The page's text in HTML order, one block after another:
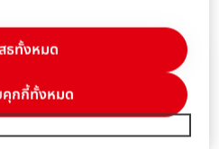
นแนล บน โซเชียลมีเดีย
ธทั้งหมด
กกี้ทั้งหมด